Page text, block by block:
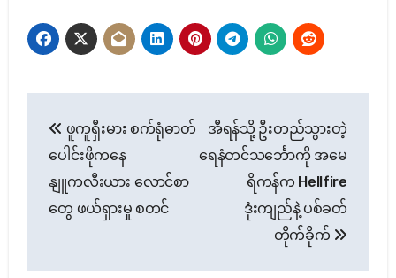
navigation
ဖူကူရှီးမား စက်ရုံဓာတ်
ပေါင်းဖိုကနေ
နျူကလီးယား လောင်စာ
တွေ ဖယ်ရှားမှု စတင်
အီရန်သို့ ဦးတည်သွားတဲ့
ရေနံတင်သင်္ဘောကို အမေ
ရိကန်က Hellfire
ဒုံးကျည်နဲ့ ပစ်ခတ်
တိုက်ခိုက်